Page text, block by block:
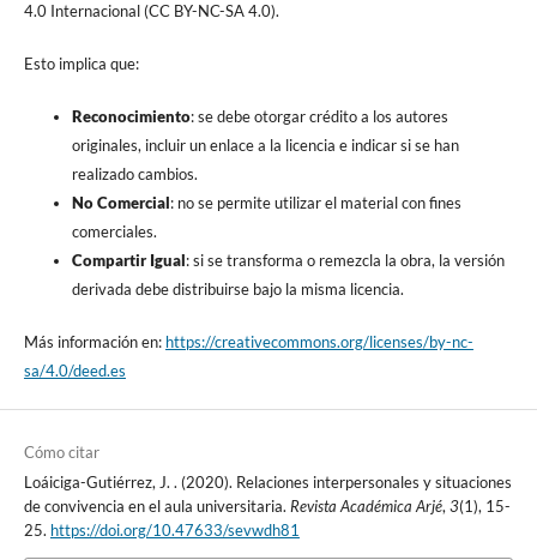
4.0 Internacional (CC BY-NC-SA 4.0).
Esto implica que:
Reconocimiento: se debe otorgar crédito a los autores
originales, incluir un enlace a la licencia e indicar si se han
realizado cambios.
No Comercial: no se permite utilizar el material con fines
comerciales.
Compartir Igual: si se transforma o remezcla la obra, la versión
derivada debe distribuirse bajo la misma licencia.
Más información en: https://creativecommons.org/licenses/by-nc-
sa/4.0/deed.es
Cómo citar
Loáiciga-Gutiérrez, J. . (2020). Relaciones interpersonales y situaciones
de convivencia en el aula universitaria. Revista Académica Arjé,3(1), 15-
25. https://doi.org/10.47633/sevwdh81